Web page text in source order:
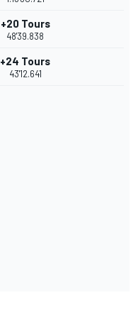
+20 Tours
48'39.838
+24 Tours
43'12.641